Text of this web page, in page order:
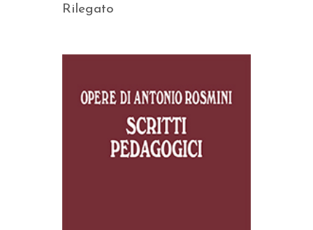
Rilegato